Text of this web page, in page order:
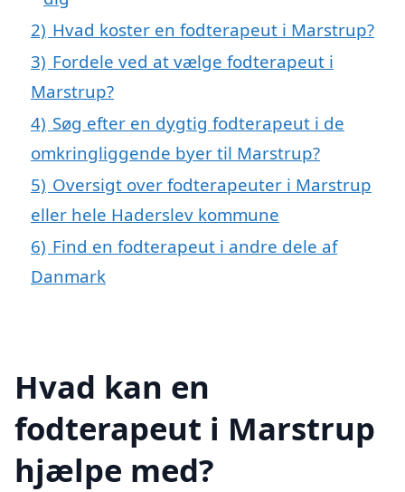
2) Hvad koster en fodterapeut i Marstrup?
3) Fordele ved at vælge fodterapeut i
Marstrup?
4) Søg efter en dygtig fodterapeut i de
omkringliggende byer til Marstrup?
5) Oversigt over fodterapeuter i Marstrup
eller hele Haderslev kommune
6) Find en fodterapeut i andre dele af
Danmark
Hvad kan en
fodterapeut i Marstrup
hjælpe med?